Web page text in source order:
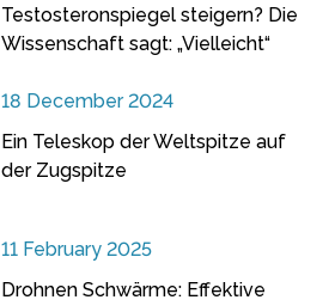
Testosteronspiegel steigern? Die
Wissenschaft sagt: „Vielleicht“
18 December 2024
Ein Teleskop der Weltspitze auf
der Zugspitze
11 February 2025
Drohnen Schwärme: Effektive